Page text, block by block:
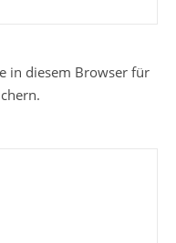
in diesem Browser für